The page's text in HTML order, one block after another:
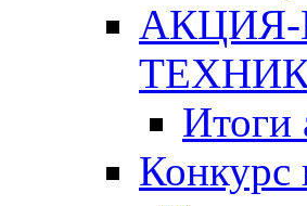
Итоги
Конкурс